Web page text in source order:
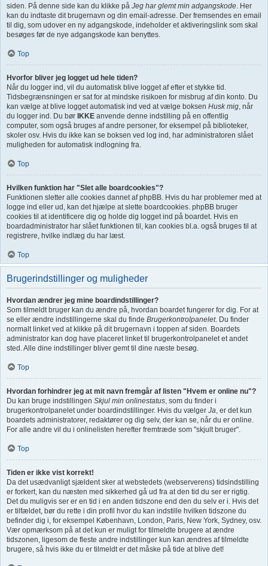
siden. På denne side kan du klikke på Jeg har glemt min adgangskode. Her
kan du indtaste dit brugernavn og din email-adresse. Der fremsendes en email
til dig, som udover en ny adgangskode, indeholder et aktiveringslink som skal
besøges før de nye adgangskode kan benyttes.
Top
Hvorfor bliver jeg logget ud hele tiden?
Når du logger ind, vil du automatisk blive logget af efter et stykke tid.
Tidsbegrænsningen er sat for at mindske risikoen for misbrug af din konto. Du
kan vælge at blive logget automatisk ind ved at vælge boksen Husk mig, når
du logger ind. Du bør IKKE anvende denne indstilling på en offentlig
computer, som også bruges af andre personer, for eksempel på biblioteker,
skoler osv. Hvis du ikke kan se boksen ved log ind, har administratoren slået
muligheden for automatisk indlogning fra.
Top
Hvilken funktion har "Slet alle boardcookies"?
Funktionen sletter alle cookies dannet af phpBB. Hvis du har problemer med at
logge ind eller ud, kan det hjælpe at slette boardcookies. phpBB bruger
cookies til at identificere dig og holde dig logget ind på boardet. Hvis en
boardadministrator har slået funktionen til, kan cookies bl.a. også bruges til at
registrere, hvilke indlæg du har læst.
Top
Brugerindstillinger og muligheder
Hvordan ændrer jeg mine boardindstillinger?
Som tilmeldt bruger kan du ændre på, hvordan boardet fungerer for dig. For at
se eller ændre indstillingerne skal du finde Brugerkontrolpanelet. Du finder
normalt linket ved at klikke på dit brugernavn i toppen af siden. Boardets
administrator kan dog have placeret linket til brugerkontrolpanelet et andet
sted. Alle dine indstillinger bliver gemt til dine næste besøg.
Top
Hvordan forhindrer jeg at mit navn fremgår af listen "Hvem er online nu"?
Du kan bruge indstillingen Skjul min onlinestatus, som du finder i
brugerkontrolpanelet under boardindstillinger. Hvis du vælger Ja, er det kun
boardets administratorer, redaktører og dig selv, der kan se, når du er online.
For alle andre vil du i onlinelisten herefter fremtræde som "skjult bruger".
Top
Tiden er ikke vist korrekt!
Da det usædvanligt sjældent sker at webstedets (webserverens) tidsindstilling
er forkert, kan du næsten med sikkerhed gå ud fra at den tid du ser er rigtig.
Det du muligvis ser er en tid i en anden tidszone end den du selv er i. Hvis det
er tilfældet, bør du rette i din profil hvor du kan indstille hvilken tidszone du
befinder dig i, for eksempel København, London, Paris, New York, Sydney, osv.
Vær opmærksom på at det kun er muligt for tilmeldte brugere at ændre
tidszonen, ligesom de fleste andre indstillinger kun kan ændres af tilmeldte
brugere, så hvis ikke du er tilmeldt er det måske på tide at blive det!